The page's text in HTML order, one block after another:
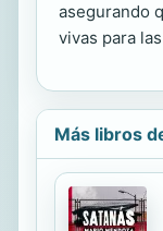
asegurando
vivas para
Más libros